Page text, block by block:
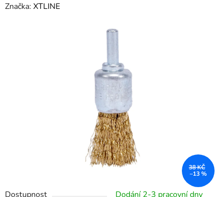
Dostupnost
Dodání 2-3 pracovní dny
hodnocení
Značka: XTLINE
38 KČ
–13 %